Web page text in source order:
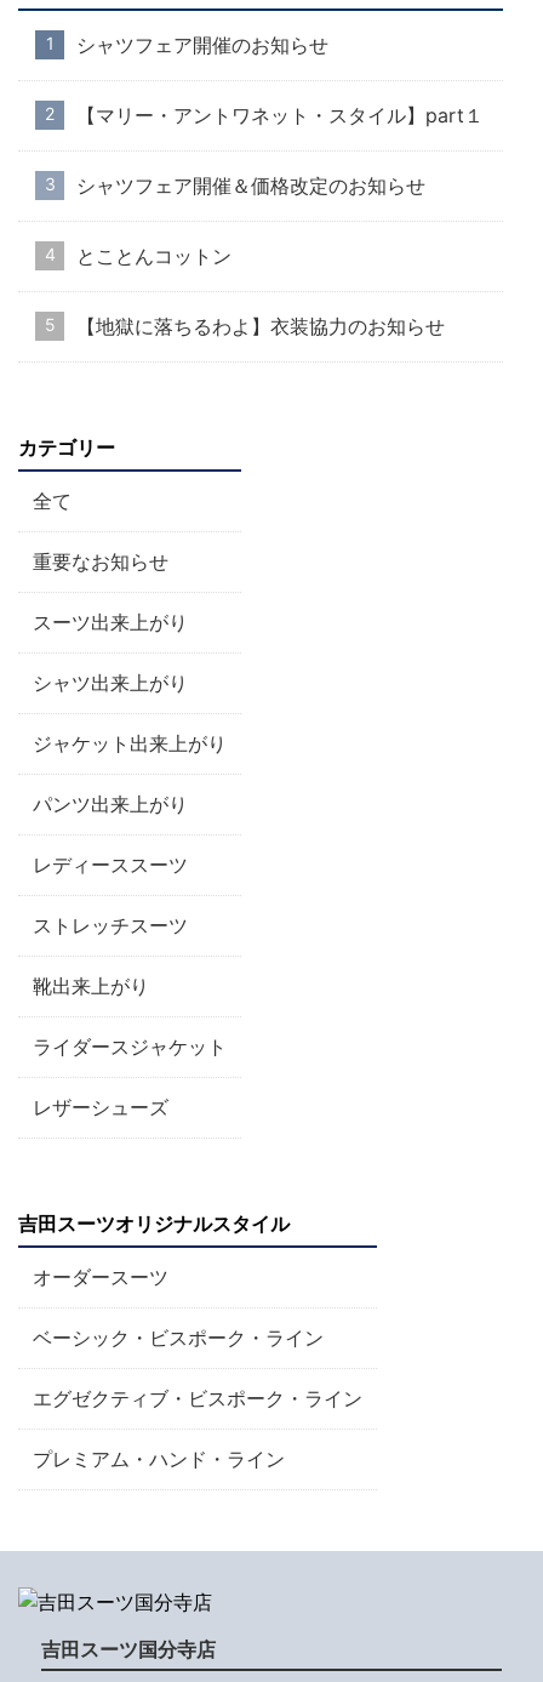
シャツフェア開催のお知らせ
【マリー・アントワネット・スタイル】part１
シャツフェア開催＆価格改定のお知らせ
とことんコットン
【地獄に落ちるわよ】衣装協力のお知らせ
カテゴリー
全て
重要なお知らせ
スーツ出来上がり
シャツ出来上がり
ジャケット出来上がり
パンツ出来上がり
レディーススーツ
ストレッチスーツ
靴出来上がり
ライダースジャケット
レザーシューズ
吉田スーツオリジナルスタイル
オーダースーツ
ベーシック・ビスポーク・ライン
エグゼクティブ・ビスポーク・ライン
プレミアム・ハンド・ライン
吉田スーツ国分寺店